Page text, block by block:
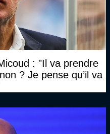
: "Il va prendre
? Je pense qu’il va